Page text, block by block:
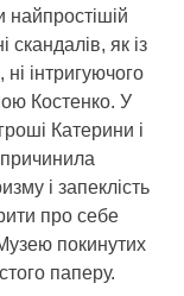
найпростішій
скандалів, як із
інтригуючого
Костенко. У
Катерини і
і запеклість
про себе
покинутих
паперу.